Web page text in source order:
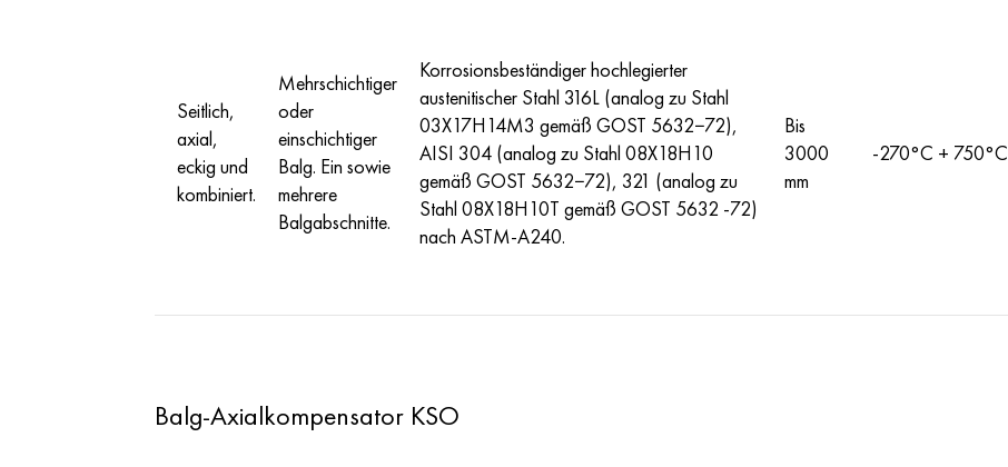
Seitlich,
axial,
eckig und
kombiniert.
Mehrschichtiger
oder
einschichtiger
Balg. Ein sowie
mehrere
Balgabschnitte.
Korrosionsbeständiger hochlegierter
austenitischer Stahl 316L (analog zu Stahl
03Х17Н14М3 gemäß GOST 5632−72),
AISI 304 (analog zu Stahl 08Х18Н10
gemäß GOST 5632−72), 321 (analog zu
Stahl 08Х18Н10Т gemäß GOST 5632 -72)
nach ASTM-A240.
Bis
3000
mm
-270°С + 750°С
Balg-Axialkompensator KSO